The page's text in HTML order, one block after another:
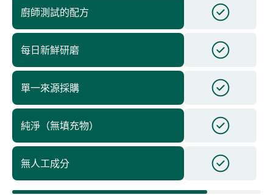
廚師測試的配方
每日新鮮研磨
單一來源採購
純淨（無填充物）
無人工成分